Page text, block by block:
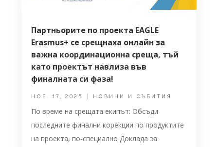
Партньорите по проекта EAGLE
Erasmus+ се срещнаха онлайн за
важна координационна среща, тъй
като проектът навлиза във
финалната си фаза!
НОЕ. 17, 2025 | НОВИНИ И СЪБИТИЯ
По време на срещата екипът: Обсъди
последните финални корекции по продуктите
на проекта, по-специално Доклада за